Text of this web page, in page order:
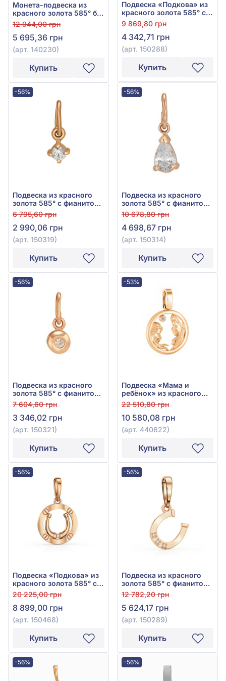
Монета-подвеска из
красного золота 585° без
вставки, арт. 140230
12 944,00 грн
5 695,36 грн
(арт. 140230)
Купить
Подвеска «Подкова» из
красного золота 585° с
фианитом, арт. 150288
9 869,80 грн
4 342,71 грн
(арт. 150288)
Купить
-56%
Подвеска из красного
золота 585° с фианитом
(куб. цирконий), арт.
150319
6 795,60 грн
2 990,06 грн
(арт. 150319)
Купить
-56%
Подвеска из красного
золота 585° с фианитом/
куб.цирконием, арт.
150314
10 678,80 грн
4 698,67 грн
(арт. 150314)
Купить
-56%
Подвеска из красного
золота 585° с фианитом,
арт. 150321
7 604,60 грн
3 346,02 грн
(арт. 150321)
Купить
-53%
Подвеска «Мама и
ребёнок» из красного
золота 585° с фианитом,
арт. 440622
22 510,80 грн
10 580,08 грн
(арт. 440622)
Купить
-56%
Подвеска «Подкова» из
красного золота 585° с
фианитом, арт. 150468
20 225,00 грн
8 899,00 грн
(арт. 150468)
Купить
-56%
Подвеска из красного
золота 585° с фианитом/
куб. цирконием, арт.
150289
12 782,20 грн
5 624,17 грн
(арт. 150289)
Купить
-56% -56%